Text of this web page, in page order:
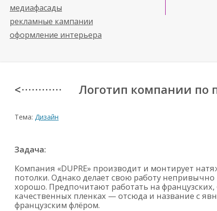
медиафасады
рекламные кампании
оформление интерьера
< · · · · · · · · · · · · Логотип компании по
Тема: Дизайн
Задача:
Компания «DUPRE» производит и монтирует
потолки. Однако делает свою работу непривычно
хорошо. Предпочитают работать на французских,
качественных пленках — отсюда и название с
французским флёром.